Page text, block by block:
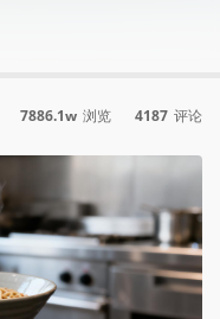
7886.1w 浏览 4187 评论